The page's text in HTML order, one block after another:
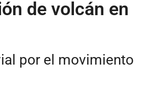
de volcán en
por el movimiento